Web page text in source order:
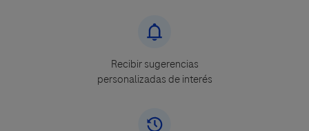
Recibir sugerencias
personalizadas de interés